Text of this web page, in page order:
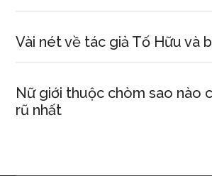
Vài nét về tác giả Tố Hữu và
Nữ giới thuộc chòm sao nào
rũ nhất